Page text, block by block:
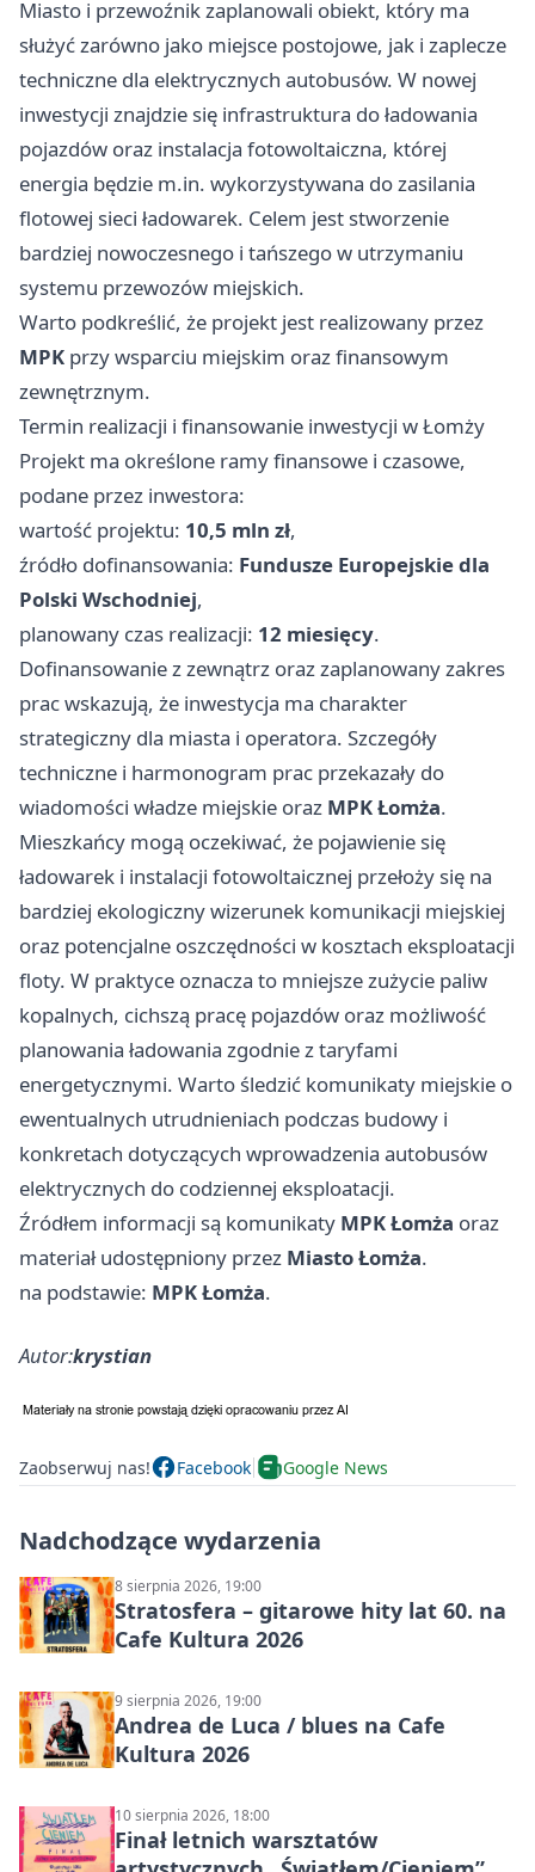
Miasto i przewoźnik zaplanowali obiekt, który ma
służyć zarówno jako miejsce postojowe, jak i zaplecze
techniczne dla elektrycznych autobusów. W nowej
inwestycji znajdzie się infrastruktura do ładowania
pojazdów oraz instalacja fotowoltaiczna, której
energia będzie m.in. wykorzystywana do zasilania
flotowej sieci ładowarek. Celem jest stworzenie
bardziej nowoczesnego i tańszego w utrzymaniu
systemu przewozów miejskich.
Warto podkreślić, że projekt jest realizowany przez
MPK przy wsparciu miejskim oraz finansowym
zewnętrznym.
Termin realizacji i finansowanie inwestycji w Łomży
Projekt ma określone ramy finansowe i czasowe,
podane przez inwestora:
wartość projektu: 10,5 mln zł,
źródło dofinansowania: Fundusze Europejskie dla
Polski Wschodniej,
planowany czas realizacji: 12 miesięcy.
Dofinansowanie z zewnątrz oraz zaplanowany zakres
prac wskazują, że inwestycja ma charakter
strategiczny dla miasta i operatora. Szczegóły
techniczne i harmonogram prac przekazały do
wiadomości władze miejskie oraz MPK Łomża.
Mieszkańcy mogą oczekiwać, że pojawienie się
ładowarek i instalacji fotowoltaicznej przełoży się na
bardziej ekologiczny wizerunek komunikacji miejskiej
oraz potencjalne oszczędności w kosztach eksploatacji
floty. W praktyce oznacza to mniejsze zużycie paliw
kopalnych, cichszą pracę pojazdów oraz możliwość
planowania ładowania zgodnie z taryfami
energetycznymi. Warto śledzić komunikaty miejskie o
ewentualnych utrudnieniach podczas budowy i
konkretach dotyczących wprowadzenia autobusów
elektrycznych do codziennej eksploatacji.
Źródłem informacji są komunikaty MPK Łomża oraz
materiał udostępniony przez Miasto Łomża.
na podstawie: MPK Łomża.
Autor:krystian
Zaobserwuj nas! Facebook Google News
Nadchodzące wydarzenia
8 sierpnia 2026, 19:00
Stratosfera – gitarowe hity lat 60. na
Cafe Kultura 2026
9 sierpnia 2026, 19:00
Andrea de Luca / blues na Cafe
Kultura 2026
10 sierpnia 2026, 18:00
Finał letnich warsztatów